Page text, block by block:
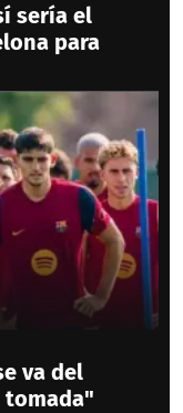
sería el
para
va del
tomada"